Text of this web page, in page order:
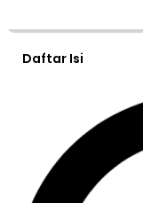
Daftar Isi